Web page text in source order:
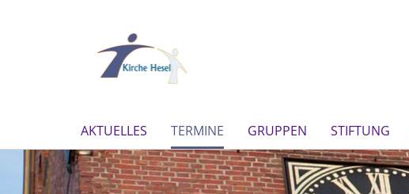
AKTUELLES TERMINE GRUPPEN STIFTUNG